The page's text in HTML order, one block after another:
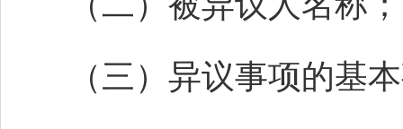
（三）异议事项的基